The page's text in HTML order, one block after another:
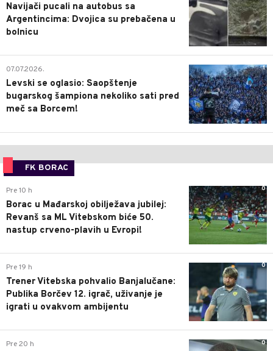
Navijači pucali na autobus sa
Argentincima: Dvojica su prebačena u
bolnicu
1
07.07.2026.
Levski se oglasio: Saopštenje
bugarskog šampiona nekoliko sati pred
meč sa Borcem!
FK BORAC
0
Pre 10 h
Borac u Mađarskoj obilježava jubilej:
Revanš sa ML Vitebskom biće 50.
nastup crveno-plavih u Evropi!
0
Pre 19 h
Trener Vitebska pohvalio Banjalučane:
Publika Borčev 12. igrač, uživanje je
igrati u ovakvom ambijentu
0
Pre 20 h